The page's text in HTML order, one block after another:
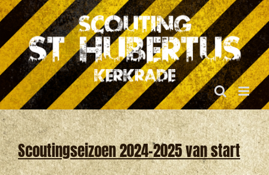
Ga
naar
inhoud
Scoutingseizoen 2024-2025 van start